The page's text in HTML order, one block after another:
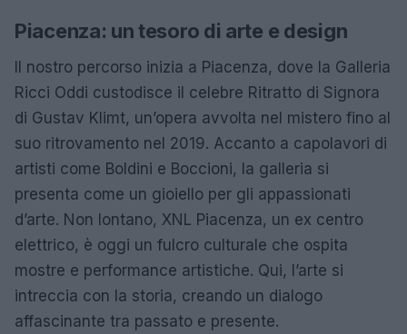
Piacenza: un tesoro di arte e design
Il nostro percorso inizia a Piacenza, dove la Galleria
Ricci Oddi custodisce il celebre Ritratto di Signora
di Gustav Klimt, un’opera avvolta nel mistero fino al
suo ritrovamento nel 2019. Accanto a capolavori di
artisti come Boldini e Boccioni, la galleria si
presenta come un gioiello per gli appassionati
d’arte. Non lontano, XNL Piacenza, un ex centro
elettrico, è oggi un fulcro culturale che ospita
mostre e performance artistiche. Qui, l’arte si
intreccia con la storia, creando un dialogo
affascinante tra passato e presente.